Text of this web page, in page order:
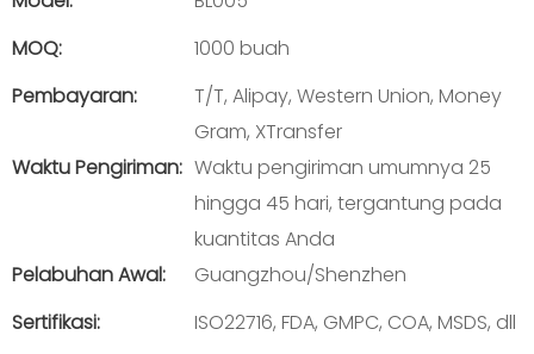
MOQ:
1000 buah
Pembayaran:
T/T, Alipay, Western Union, Money
Gram, XTransfer
Waktu Pengiriman: Waktu pengiriman umumnya 25
hingga 45 hari, tergantung pada
kuantitas Anda
Pelabuhan Awal:
Guangzhou/Shenzhen
Sertifikasi:
ISO22716, FDA, GMPC, COA, MSDS, dll